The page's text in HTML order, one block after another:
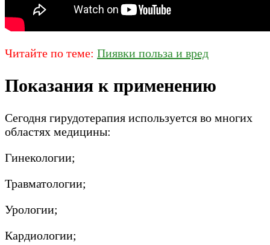
Читайте по теме: Пиявки польза и вред
Показания к применению
Сегодня гирудотерапия используется во многих
областях медицины:
Гинекологии;
Травматологии;
Урологии;
Кардиологии;